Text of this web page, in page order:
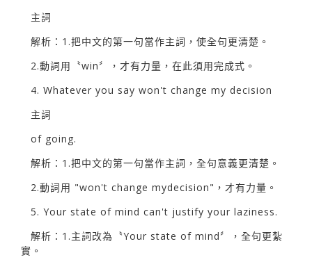
主詞
解析：1.把中文的第一句當作主詞，使全句更清楚。
2.動詞用〝win〞，才有力量，在此須用完成式。
4. Whatever you say won't change my decision
主詞
of going.
解析：1.把中文的第一句當作主詞，全句意義更清楚。
2.動詞用 "won't change mydecision"，才有力量。
5. Your state of mind can't justify your laziness.
解析：1.主詞改為〝Your state of mind〞，全句更紮
實。